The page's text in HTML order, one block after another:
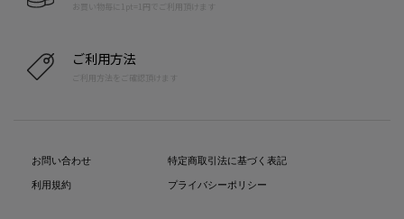
お買い物毎に1pt=1円でご利用頂けます
ご利用方法
ご利用方法をご確認頂けます
お問い合わせ
利用規約
特定商取引法に基づく表記
プライバシーポリシー